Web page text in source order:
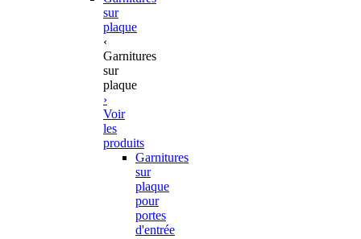
sur
plaque
‹
Garnitures
sur
plaque
›
Voir
les
produits
Garnitures
sur
plaque
pour
portes
d'entrée